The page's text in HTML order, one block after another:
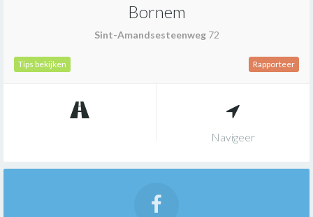
Bornem
Sint-Amandsesteenweg72
Tips bekijken Rapporteer
Navigeer